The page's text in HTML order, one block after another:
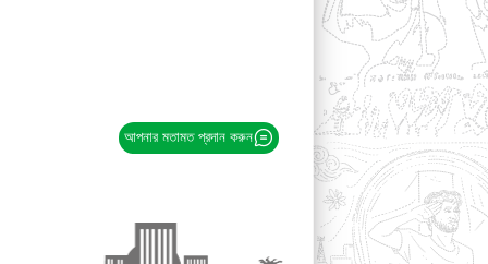
আপনার মতামত প্রদান করুন